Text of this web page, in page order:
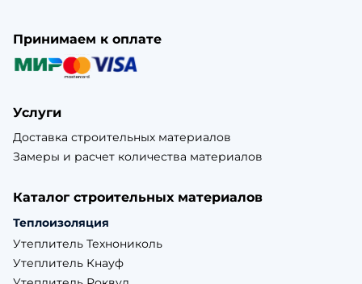
Принимаем к оплате
Услуги
Доставка строительных материалов
Замеры и расчет количества материалов
Каталог строительных материалов
Теплоизоляция
Утеплитель Технониколь
Утеплитель Кнауф